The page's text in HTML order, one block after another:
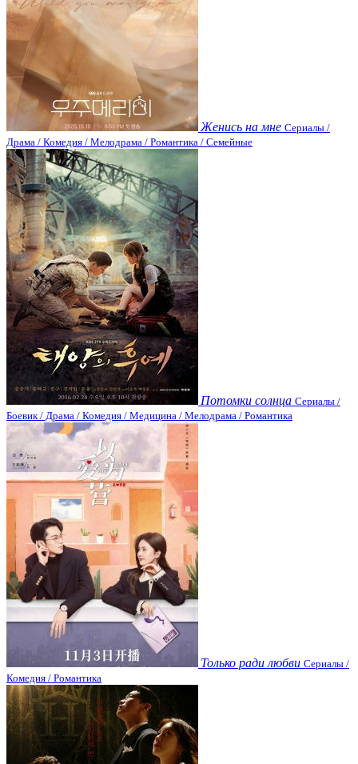
Женись на мне Сериалы /
Драма / Комедия / Мелодрама / Романтика / Семейные
Потомки солнца Сериалы /
Боевик / Драма / Комедия / Медицина / Мелодрама / Романтика
Только ради любви Сериалы /
Комедия / Романтика